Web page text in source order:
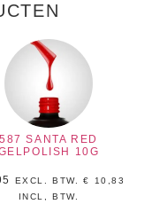
587 SANTA RED
10G
EXCL. BTW.€
10,83
INCL, BTW.